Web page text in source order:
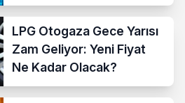
LPG Otogaza Gece Yarısı
Zam Geliyor: Yeni Fiyat
Ne Kadar Olacak?